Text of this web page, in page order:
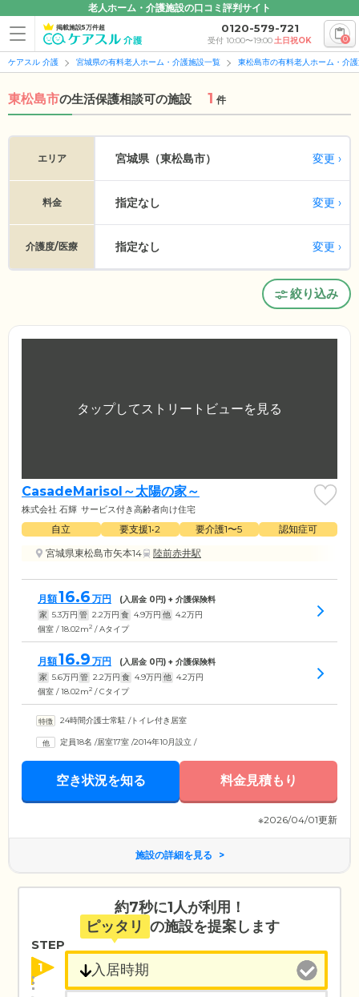
老人ホーム・介護施設の口コミ評判サイト
掲載施設5万件超 0120-579-721
受付 10:00〜19:00土日祝OK 0
ケアスル 介護 宮城県の有料老人ホーム・介護施設一覧 東松島市の有料老人ホーム・介
東松島市の生活保護相談可の施設 1 件
エリア 宮城県（東松島市） 変更
料金 指定なし 変更
介護度/医療 指定なし 変更
絞り込み
CasadeMarisol～太陽の家～
株式会社 石輝 サービス付き高齢者向け住宅
自立 要支援1•2 要介護1〜5
認知症可
宮城県東松島市矢本14
陸前赤井駅
月額16.6 万円 (入居金 0円) + 介護保険料
家 5.3万円 管 2.2万円 食 4.9万円 他 4.2万円
個室 / 18.02m2 / Aタイプ
月額16.9 万円 (入居金 0円) + 介護保険料
家 5.6万円 管 2.2万円 食 4.9万円 他 4.2万円
個室 / 18.02m2 / Cタイプ
24時間介護士常駐 /トイレ付き居室
定員18名 /居室17室 /2014年10月設立 /
空き状況を知る 料金見積もり
※2026/04/01更新
施設の詳細を見る
約7秒に1人が利用！
ピッタリ の施設を提案します
STEP
1